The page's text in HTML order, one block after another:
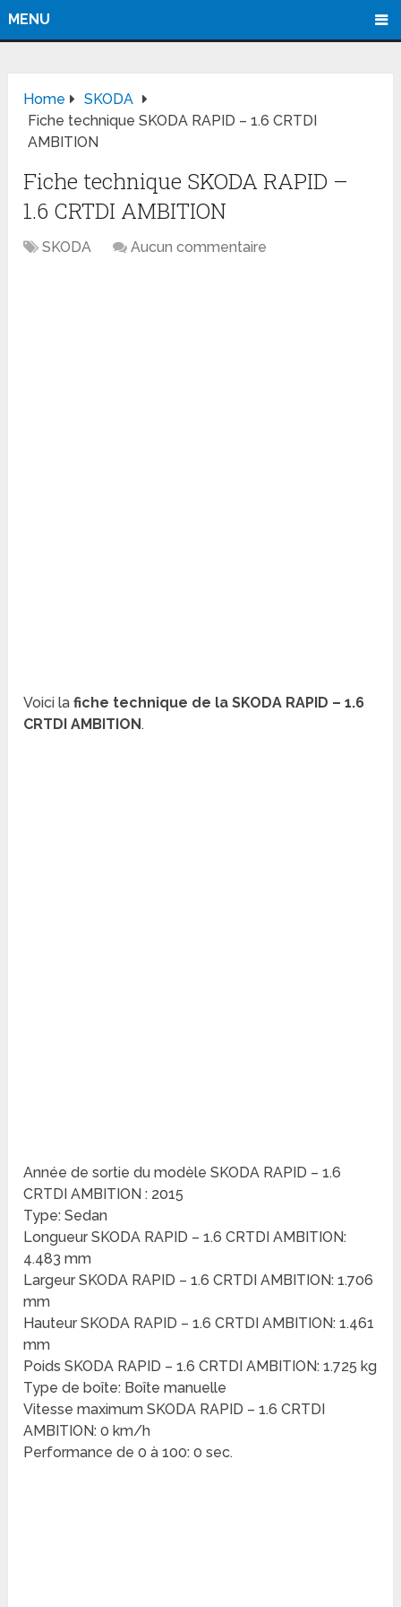
MENU
Home
SKODA
Fiche technique SKODA RAPID – 1.6 CRTDI
AMBITION
Fiche technique SKODA RAPID –
1.6 CRTDI AMBITION
SKODA Aucun commentaire
Voici la fiche technique de la SKODA RAPID – 1.6
CRTDI AMBITION.
Année de sortie du modèle SKODA RAPID – 1.6
CRTDI AMBITION : 2015
Type: Sedan
Longueur SKODA RAPID – 1.6 CRTDI AMBITION:
4.483 mm
Largeur SKODA RAPID – 1.6 CRTDI AMBITION: 1.706
mm
Hauteur SKODA RAPID – 1.6 CRTDI AMBITION: 1.461
mm
Poids SKODA RAPID – 1.6 CRTDI AMBITION: 1.725 kg
Type de boîte: Boîte manuelle
Vitesse maximum SKODA RAPID – 1.6 CRTDI
AMBITION: 0 km/h
Performance de 0 à 100: 0 sec.